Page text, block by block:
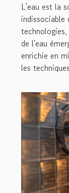
L'eau est la
indissociable
de l'eau
enrichie en
les